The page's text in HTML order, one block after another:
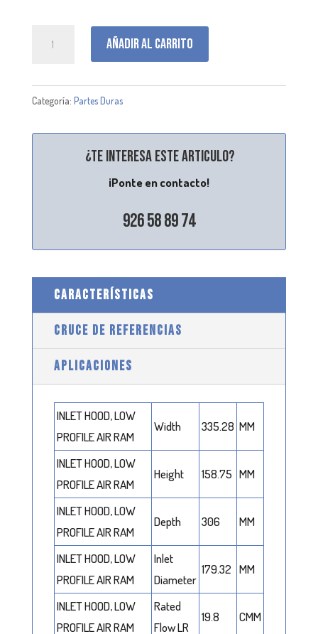
Añadir al carrito
Categoría: Partes Duras
¿Te interesa este articulo?
¡Ponte en contacto!
926 58 89 74
CARACTERÍSTICAS
CRUCE DE REFERENCIAS
APLICACIONES
INLET HOOD, LOW
PROFILE AIR RAM
Width 335.28 MM
INLET HOOD, LOW
PROFILE AIR RAM
Height 158.75 MM
INLET HOOD, LOW
PROFILE AIR RAM
Depth 306 MM
INLET HOOD, LOW
PROFILE AIR RAM
Inlet
Diameter
179.32 MM
INLET HOOD, LOW
PROFILE AIR RAM
Rated
Flow LR
19.8 CMM